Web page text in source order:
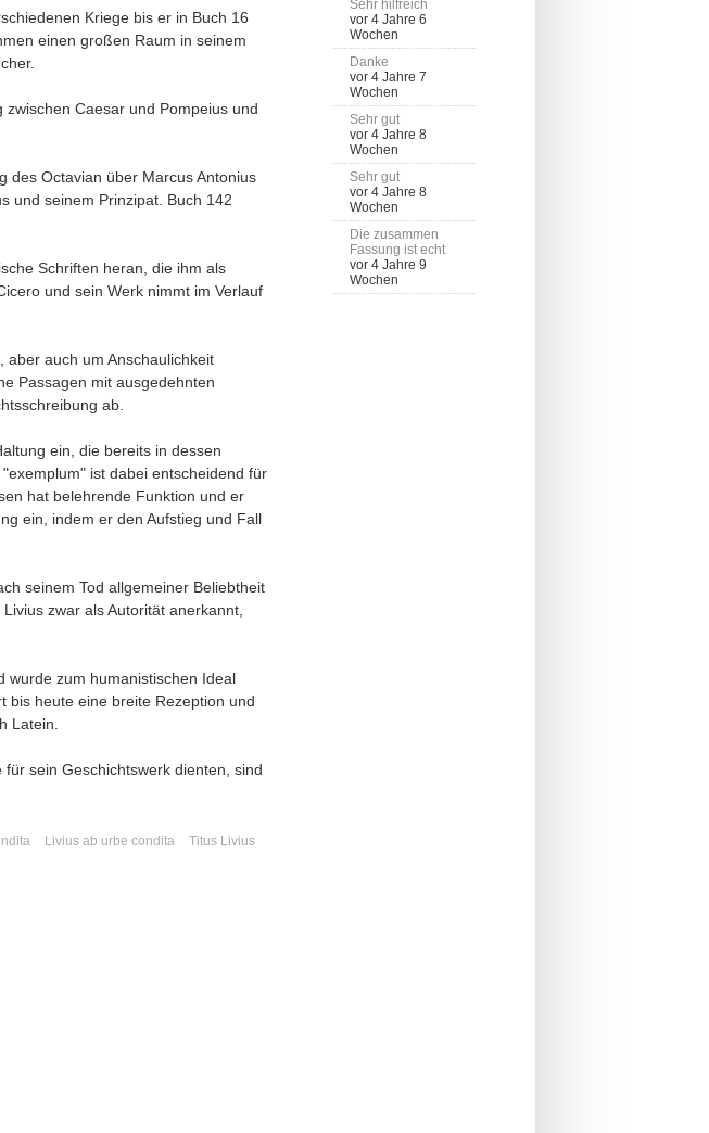
Kriege bis er in Buch 16
einen großen Raum in seinem
Caesar und Pompeius und
des Octavian über Marcus Antonius
und seinem Prinzipat. Buch 142
Schriften heran, die ihm als
und sein Werk nimmt im Verlauf
aber auch um Anschaulichkeit
Passagen mit ausgedehnten
ab.
ein, die bereits in dessen
ist dabei entscheidend für
hat belehrende Funktion und er
ein, indem er den Aufstieg und Fall
seinem Tod allgemeiner Beliebtheit
zwar als Autorität anerkannt,
wurde zum humanistischen Ideal
bis heute eine breite Rezeption und
Latein.
sein Geschichtswerk dienten, sind
Livius ab urbe condita
Titus Livius
Sehr hilfreich
vor 4 Jahre 6
Wochen
Danke
vor 4 Jahre 7
Wochen
Sehr gut
vor 4 Jahre 8
Wochen
Sehr gut
vor 4 Jahre 8
Wochen
Die zusammen
Fassung ist echt
vor 4 Jahre 9
Wochen